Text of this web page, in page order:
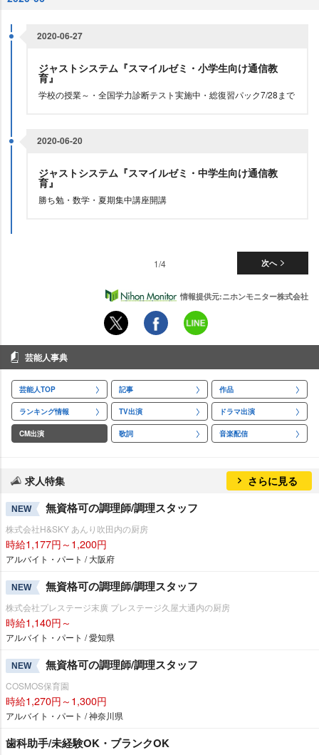
2020-06-27
ジャストシステム『スマイルゼミ・小学生向け通信教
育』
学校の授業～・全国学力診断テスト実施中・総復習パック7/28まで
2020-06-20
ジャストシステム『スマイルゼミ・中学生向け通信教
育』
勝ち勉・数学・夏期集中講座開講
次へ
1/4
情報提供元:ニホンモニター株式会社
芸能人事典
芸能人TOP 記事 作品
ランキング情報 TV出演 ドラマ出演
CM出演 歌詞 音楽配信
求人特集 さらに見る
NEW 無資格可の調理師/調理スタッフ
株式会社H&SKY あんり吹田内の厨房
時給1,177円～1,200円
アルバイト・パート / 大阪府
NEW 無資格可の調理師/調理スタッフ
株式会社プレステージ末廣 プレステージ久屋大通内の厨房
時給1,140円～
アルバイト・パート / 愛知県
NEW 無資格可の調理師/調理スタッフ
COSMOS保育園
時給1,270円～1,300円
アルバイト・パート / 神奈川県
歯科助手/未経験OK・ブランクOK